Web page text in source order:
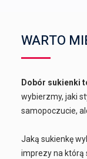
WARTO
Dobór sukienki
wybierzmy, jaki
samopoczucie,
Jaką sukienkę
imprezy na którą